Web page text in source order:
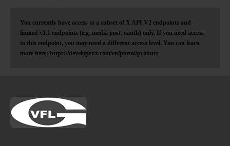
You currently have access to a subset of X API V2 endpoints and
limited v1.1 endpoints (e.g. media post, oauth) only. If you need access
to this endpoint, you may need a different access level. You can learn
more here: https://developer.x.com/en/portal/product